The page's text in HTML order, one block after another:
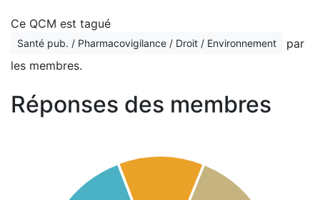
Ce QCM est tagué
Santé pub. / Pharmacovigilance / Droit / Environnement
par
les membres.
Réponses des membres